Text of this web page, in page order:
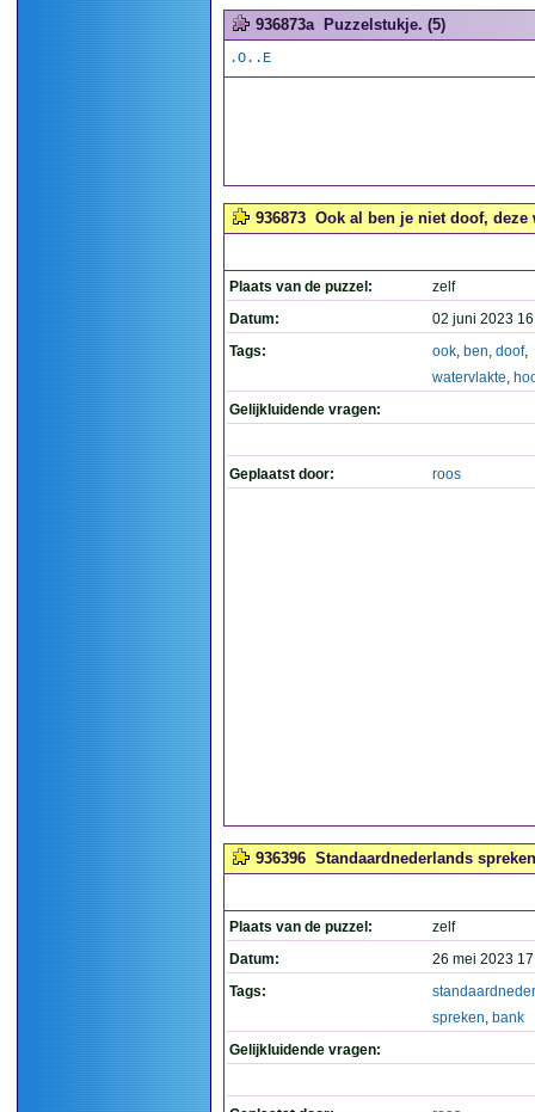
936873a Puzzelstukje. (5)
.O..E
936873 Ook al ben je niet doof,
Plaats van de puzzel:
zelf
Datum:
02 juni 2023
Tags:
ook, ben, doof,
watervlakte,
Gelijkluidende vragen:
Geplaatst door: roos
936396 Standaardnederlands
Plaats van de puzzel:
zelf
Datum:
26 mei 2023
Tags:
spreken, bank
Gelijkluidende vragen: